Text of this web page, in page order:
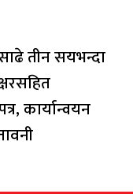
तीन सयभन्दा
कार्यान्वयन